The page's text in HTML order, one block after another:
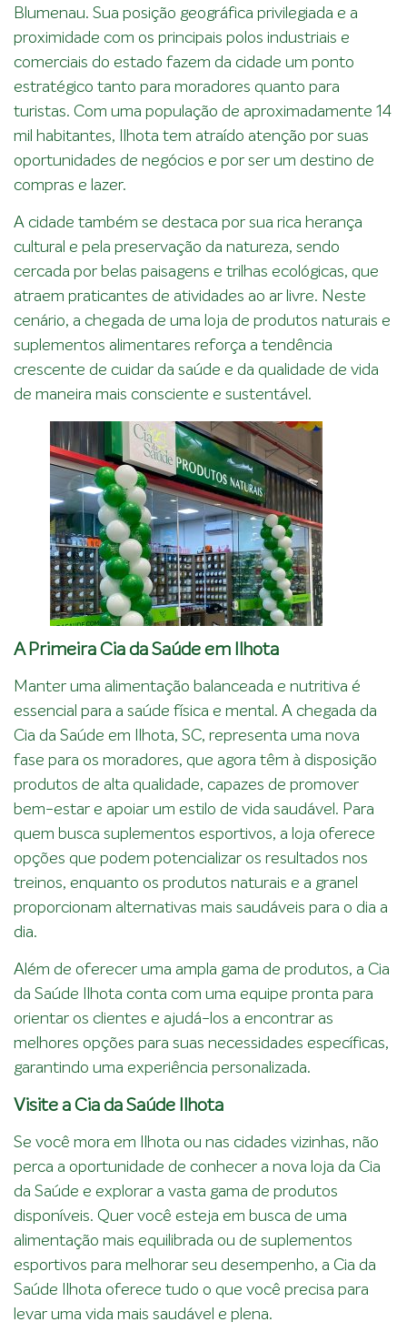
Blumenau. Sua posição geográfica privilegiada e a
proximidade com os principais polos industriais e
comerciais do estado fazem da cidade um ponto
estratégico tanto para moradores quanto para
turistas. Com uma população de aproximadamente 14
mil habitantes, Ilhota tem atraído atenção por suas
oportunidades de negócios e por ser um destino de
compras e lazer.
A cidade também se destaca por sua rica herança
cultural e pela preservação da natureza, sendo
cercada por belas paisagens e trilhas ecológicas, que
atraem praticantes de atividades ao ar livre. Neste
cenário, a chegada de uma loja de produtos naturais e
suplementos alimentares reforça a tendência
crescente de cuidar da saúde e da qualidade de vida
de maneira mais consciente e sustentável.
A Primeira Cia da Saúde em Ilhota
Manter uma alimentação balanceada e nutritiva é
essencial para a saúde física e mental. A chegada da
Cia da Saúde em Ilhota, SC, representa uma nova
fase para os moradores, que agora têm à disposição
produtos de alta qualidade, capazes de promover
bem-estar e apoiar um estilo de vida saudável. Para
quem busca suplementos esportivos, a loja oferece
opções que podem potencializar os resultados nos
treinos, enquanto os produtos naturais e a granel
proporcionam alternativas mais saudáveis para o dia a
dia.
Além de oferecer uma ampla gama de produtos, a Cia
da Saúde Ilhota conta com uma equipe pronta para
orientar os clientes e ajudá-los a encontrar as
melhores opções para suas necessidades específicas,
garantindo uma experiência personalizada.
Visite a Cia da Saúde Ilhota
Se você mora em Ilhota ou nas cidades vizinhas, não
perca a oportunidade de conhecer a nova loja da Cia
da Saúde e explorar a vasta gama de produtos
disponíveis. Quer você esteja em busca de uma
alimentação mais equilibrada ou de suplementos
esportivos para melhorar seu desempenho, a Cia da
Saúde Ilhota oferece tudo o que você precisa para
levar uma vida mais saudável e plena.